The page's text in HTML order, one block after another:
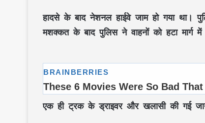
हादसे के बाद नेशनल हाईवे जाम हो गया था।
मशक्कत के बाद पुलिस ने वाहनों को हटा मार्ग
एक ही ट्रक के ड्राइवर और खलासी की गई